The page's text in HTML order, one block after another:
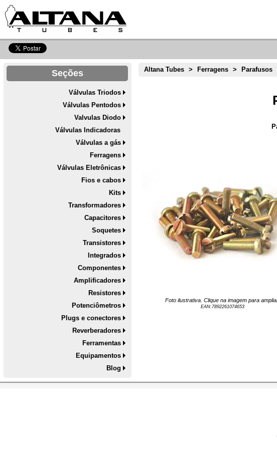
Seções
Válvulas Triodos
Válvulas Pentodos
Valvulas Diodo
Válvulas Indicadoras
Válvulas a gás
Ferragens
Válvulas Eletrônicas
Fios e cabos
Kits
Transformadores
Capacitores
Soquetes
Transistores
Integrados
Componentes
Amplificadores
Resistores
Potenciômetros
Plugs e conectores
Reverberadores
Ferramentas
Equipamentos
Blog
Altana Tubes > Ferragens > Parafusos
Foto ilustrativa. Clique na imagem para
EAN: 7892261074653